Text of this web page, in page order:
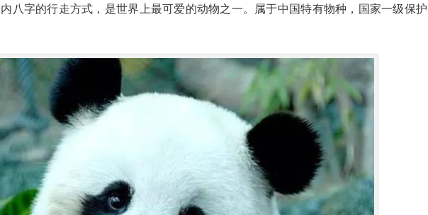
八字的行走方式，是世界上最可爱的动物之一。属于中国特有物种，国家一级保护